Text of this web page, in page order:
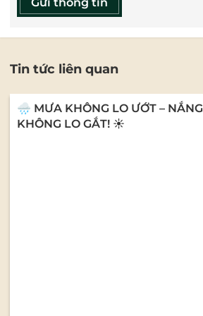
Tin tức liên quan
🌧️ MƯA KHÔNG LO ƯỚT – NẮNG
KHÔNG LO GẮT! ☀️